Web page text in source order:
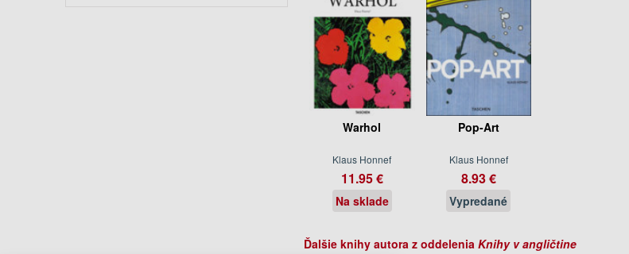
Warhol
Klaus Honnef
11.95 €
Na sklade
Pop-Art
Klaus Honnef
8.93 €
Vypredané
Ďalšie knihy autora z oddelenia Knihy v angličtine